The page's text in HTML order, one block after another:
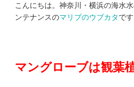
こんにちは。神奈川・横浜の海水
ンテナンスのマリブのウブカタです
マングローブは観葉